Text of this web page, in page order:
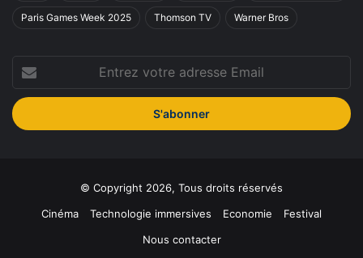
Paris Games Week 2025 Thomson TV Warner Bros
votre
adresse
Email
© Copyright 2026, Tous droits réservés
Cinéma
Technologie immersives Economie
Festival
Nous contacter